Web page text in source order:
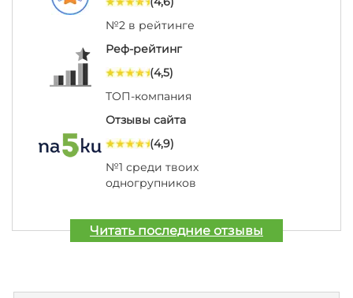
№2 в рейтинге
Реф-рейтинг
(4,5)
ТОП-компания
Отзывы сайта
(4,9)
№1 среди твоих
одногрупников
Читать последние отзывы